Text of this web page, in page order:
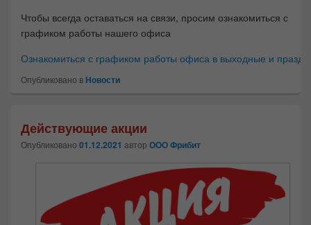
Чтобы всегда оставаться на связи, просим ознакомиться с
графиком работы нашего офиса
Ознакомиться с графиком работы офиса в выходные и
Опубликовано в Новости
Действующие акции
Опубликовано 01.12.2021 автор ООО Фрибит